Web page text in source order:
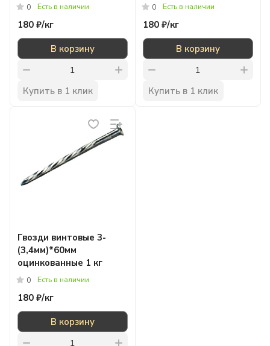
0 Есть в наличии
180 ₽/кг
В корзину
Купить в 1 клик
0 Есть в наличии
180 ₽/кг
В корзину
Купить в 1 клик
Гвозди винтовые 3-
(3,4мм)*60мм
оцинкованные 1 кг
0 Есть в наличии
180 ₽/кг
В корзину